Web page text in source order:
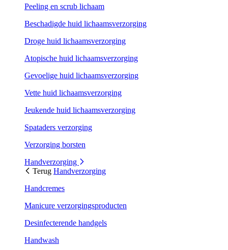
Peeling en scrub lichaam
Beschadigde huid lichaamsverzorging
Droge huid lichaamsverzorging
Atopische huid lichaamsverzorging
Gevoelige huid lichaamsverzorging
Vette huid lichaamsverzorging
Jeukende huid lichaamsverzorging
Spataders verzorging
Verzorging borsten
Handverzorging
Terug Handverzorging
Handcremes
Manicure verzorgingsproducten
Desinfecterende handgels
Handwash